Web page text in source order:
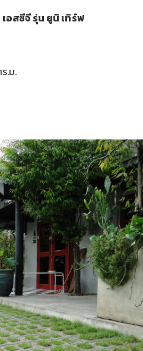
อสซีจี รุ่น ยูนิ เทิร์ฟ
.ม.